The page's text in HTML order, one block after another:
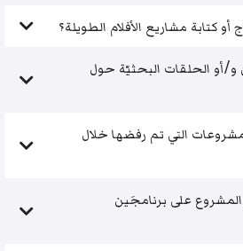
كتابة مشاريع الأفلام الطويلة؟
أو الحلقات البحثيّة حول
التي تم رفضها خلال
على برنامجَين